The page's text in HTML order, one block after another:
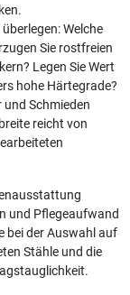
Welche
Sie rostfreien
Legen Sie Wert
hohe Härtegrade?
und Schmieden
reicht von
und Pflegeaufwand
bei der Auswahl auf
Stähle und die